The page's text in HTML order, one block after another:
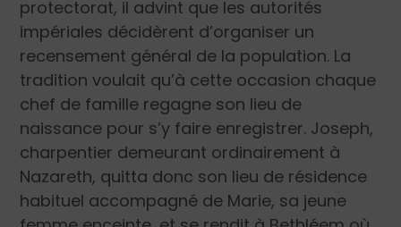
protectorat, il advint que les autorités
impériales décidèrent d’organiser un
recensement général de la population. La
tradition voulait qu’à cette occasion chaque
chef de famille regagne son lieu de
naissance pour s’y faire enregistrer. Joseph,
charpentier demeurant ordinairement à
Nazareth, quitta donc son lieu de résidence
habituel accompagné de Marie, sa jeune